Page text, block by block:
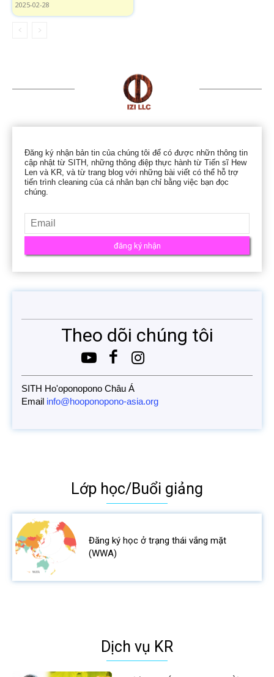
2025-02-28
Đăng ký nhận bản tin của chúng tôi để có được nhữn thông tin
cập nhật từ SITH, những thông điệp thực hành từ Tiến sĩ Hew
Len và KR, và từ trang blog với những bài viết có thể hỗ trợ
tiến trình cleaning của cá nhân bạn chỉ bằng việc bạn đọc
chúng.
Theo dõi chúng tôi
SITH Ho'oponopono Châu Á
Email info@hooponopono-asia.org
Lớp học/Buổi giảng
Đăng ký học ở trạng thái vắng mặt
(WWA)
Dịch vụ KR